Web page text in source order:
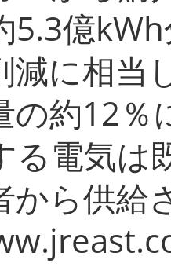
5.3億
減に相当
の約12％
る電気は
から供給